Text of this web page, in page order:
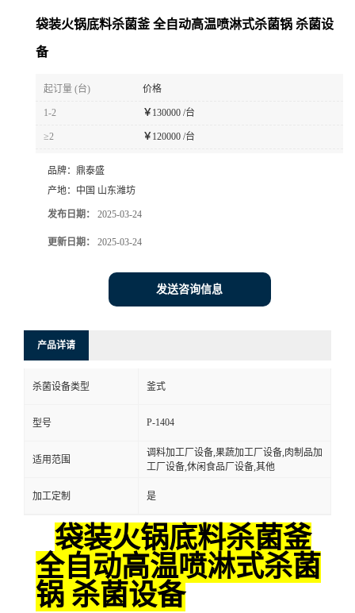
袋装火锅底料杀菌釜 全自动高温喷淋式杀菌锅 杀菌设
备
起订量 (台) 价格
1-2 ￥ 130000 /台
≥2 ￥ 120000 /台
品牌： 鼎泰盛
产地： 中国 山东潍坊
发布日期： 2025-03-24
更新日期： 2025-03-24
发送咨询信息
产品详请
杀菌设备类型 釜式
型号 P-1404
适用范围
调料加工厂设备,果蔬加工厂设备,肉制品加
工厂设备,休闲食品厂设备,其他
加工定制 是
袋装火锅底料杀菌釜
全自动高温喷淋式杀菌
锅 杀菌设备